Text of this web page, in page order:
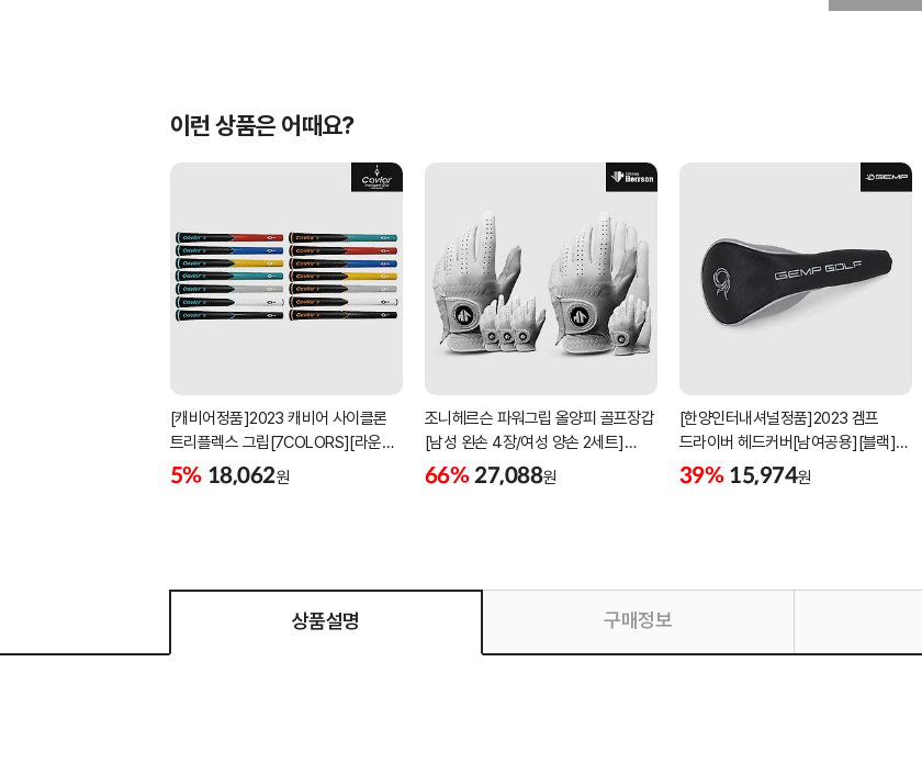
이런 상품은 어때요?
[캐비어정품]2023 캐비어 사이클론
트리플렉스 그립[7COLORS][라운드]
[39g/42g/46g/50g][R/S 토크]
5% 18,062원
조니헤르슨 파워그립 올양피 골프장갑
[남성 왼손 4장/여성 양손 2세트]
[화이트][케이스포함]
66% 27,088원
[한양인터내셔널정품]2023 겜프
드라이버 헤드커버[남여공용][블랙]
[HD-302]
39% 15,974원
상품설명 구매정보